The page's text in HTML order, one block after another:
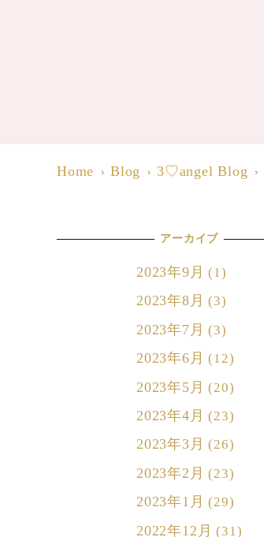
Home Blog 3♡angel Blog
アーカイブ
2023年9月 (1)
2023年8月 (3)
2023年7月 (3)
2023年6月 (12)
2023年5月 (20)
2023年4月 (23)
2023年3月 (26)
2023年2月 (23)
2023年1月 (29)
2022年12月 (31)